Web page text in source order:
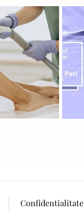
Confidentialitate